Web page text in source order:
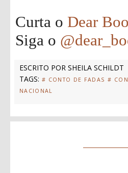
Curta o Dear
Siga o
ESCRITO POR SHEILA SCHILDT
TAGS: # CONTO DE FADAS #
NACIONAL